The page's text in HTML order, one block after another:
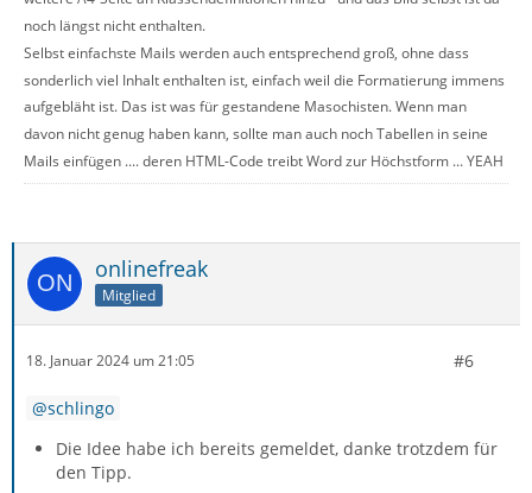
noch längst nicht enthalten.
Selbst einfachste Mails werden auch entsprechend groß, ohne dass
sonderlich viel Inhalt enthalten ist, einfach weil die Formatierung immens
aufgebläht ist. Das ist was für gestandene Masochisten. Wenn man
davon nicht genug haben kann, sollte man auch noch Tabellen in seine
Mails einfügen .... deren HTML-Code treibt Word zur Höchstform ... YEAH
onlinefreak
Mitglied
18. Januar 2024 um 21:05 #6
schlingo
Die Idee habe ich bereits gemeldet, danke trotzdem für
den Tipp.